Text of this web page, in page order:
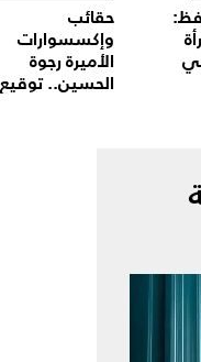
حقائب
وإكسسوارات
الأميرة رجوة
الحسين..